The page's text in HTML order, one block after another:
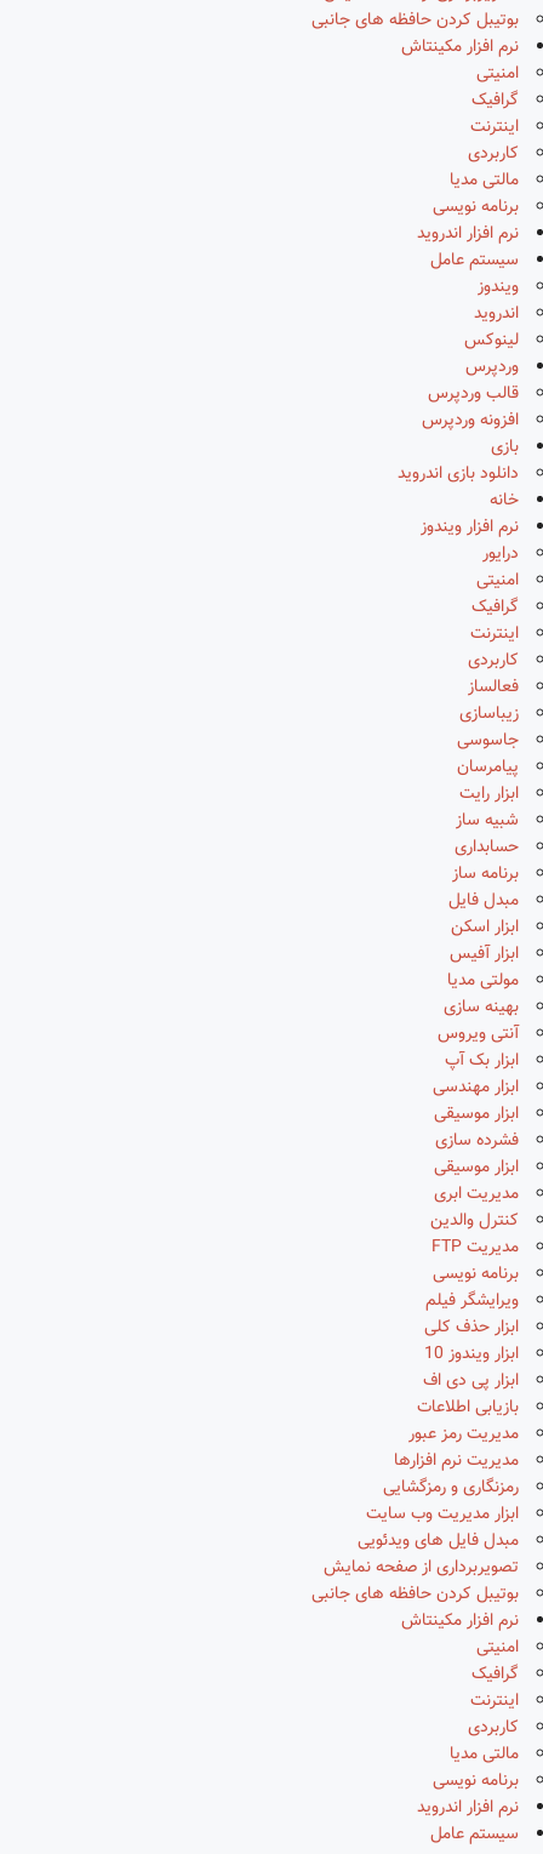
بوتیبل کردن حافظه های جانبی
نرم افزار مکینتاش
امنیتی
گرافیک
اینترنت
کاربردی
مالتی مدیا
برنامه نویسی
نرم افزار اندروید
سیستم عامل
ویندوز
اندروید
لینوکس
وردپرس
قالب وردپرس
افزونه وردپرس
بازی
دانلود بازی اندروید
خانه
نرم افزار ویندوز
درایور
امنیتی
گرافیک
اینترنت
کاربردی
فعالساز
زیباسازی
جاسوسی
پیامرسان
ابزار رایت
شبیه ساز
حسابداری
برنامه ساز
مبدل فایل
ابزار اسکن
ابزار آفیس
مولتی مدیا
بهینه سازی
آنتی ویروس
ابزار بک آپ
ابزار مهندسی
ابزار موسیقی
فشرده سازی
ابزار موسیقی
مدیریت ابری
کنترل والدین
مدیریت FTP
برنامه نویسی
ویرایشگر فیلم
ابزار حذف کلی
ابزار ویندوز 10
ابزار پی دی اف
بازیابی اطلاعات
مدیریت رمز عبور
مدیریت نرم افزارها
رمزنگاری و رمزگشایی
ابزار مدیریت وب سایت
مبدل فایل های ویدئویی
تصویربرداری از صفحه نمایش
بوتیبل کردن حافظه های جانبی
نرم افزار مکینتاش
امنیتی
گرافیک
اینترنت
کاربردی
مالتی مدیا
برنامه نویسی
نرم افزار اندروید
سیستم عامل